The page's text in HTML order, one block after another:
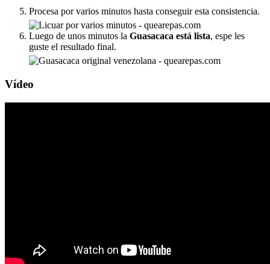
Procesa por varios minutos hasta conseguir esta consistencia.
Luego de unos minutos la Guasacaca está lista, espe les
guste el resultado final.
Vídeo